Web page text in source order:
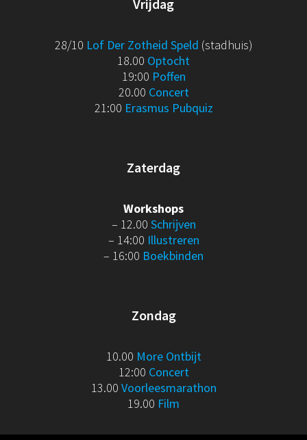
Vrijdag
28/10 Lof Der Zotheid Speld (stadhuis)
18.00 Optocht
19:00 Poffen
20.00 Concert
21:00 Erasmus Pubquiz
Zaterdag
Workshops
– 12.00 Schrijven
– 14:00 Illustreren
– 16:00 Boekbinden
Zondag
10.00 More Ontbijt
12:00 Concert
13.00 Voorleesmarathon
19.00 Film